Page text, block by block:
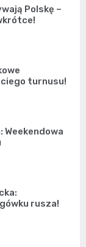
Polskę –
turnusu!
rusza!